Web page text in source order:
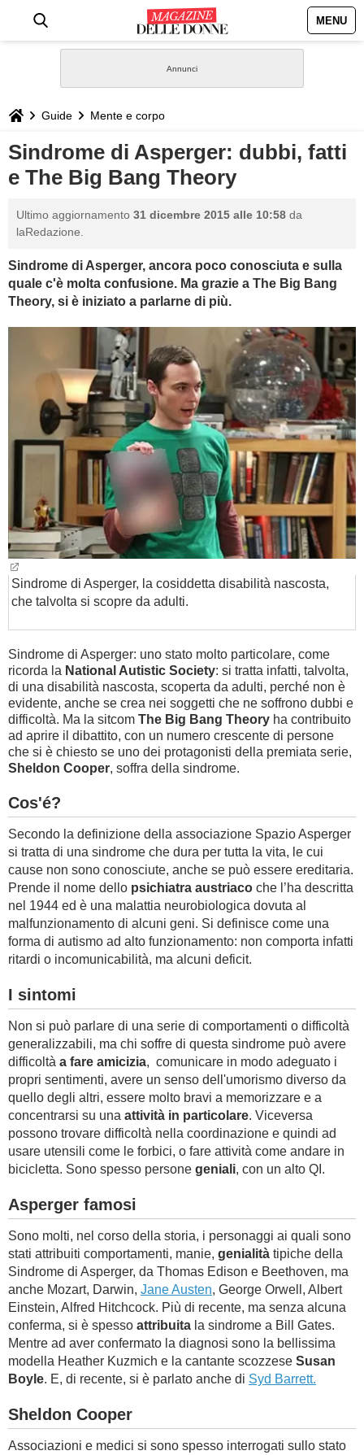
MENU
STILE
BIOGRAFIE
DEFINIZIONI
GASTRONOMIA
CAPELLI
BAMBINO
DIETA
FORUM
Guide Mente e corpo
Sindrome di Asperger: dubbi, fatti
e The Big Bang Theory
Ultimo aggiornamento 31 dicembre 2015 alle 10:58 da
laRedazione.
Sindrome di Asperger, ancora poco conosciuta e sulla
quale c'è molta confusione. Ma grazie a The Big Bang
Theory, si è iniziato a parlarne di più.
Sindrome di Asperger, la cosiddetta disabilità nascosta,
che talvolta si scopre da adulti.
Sindrome di Asperger: uno stato molto particolare, come
ricorda la National Autistic Society: si tratta infatti, talvolta,
di una disabilità nascosta, scoperta da adulti, perché non è
evidente, anche se crea nei soggetti che ne soffrono dubbi e
difficoltà. Ma la sitcom The Big Bang Theory ha contribuito
ad aprire il dibattito, con un numero crescente di persone
che si è chiesto se uno dei protagonisti della premiata serie,
Sheldon Cooper, soffra della sindrome.
Cos'é?
Secondo la definizione della associazione Spazio Asperger
si tratta di una sindrome che dura per tutta la vita, le cui
cause non sono conosciute, anche se può essere ereditaria.
Prende il nome dello psichiatra austriaco che l’ha descritta
nel 1944 ed è una malattia neurobiologica dovuta al
malfunzionamento di alcuni geni. Si definisce come una
forma di autismo ad alto funzionamento: non comporta infatti
ritardi o incomunicabilità, ma alcuni deficit.
I sintomi
Non si può parlare di una serie di comportamenti o difficoltà
generalizzabili, ma chi soffre di questa sindrome può avere
difficoltà a fare amicizia, comunicare in modo adeguato i
propri sentimenti, avere un senso dell'umorismo diverso da
quello degli altri, essere molto bravi a memorizzare e a
concentrarsi su una attività in particolare. Viceversa
possono trovare difficoltà nella coordinazione e quindi ad
usare utensili come le forbici, o fare attività come andare in
bicicletta. Sono spesso persone geniali, con un alto QI.
Asperger famosi
Sono molti, nel corso della storia, i personaggi ai quali sono
stati attribuiti comportamenti, manie, genialità tipiche della
Sindrome di Asperger, da Thomas Edison e Beethoven, ma
anche Mozart, Darwin, Jane Austen, George Orwell, Albert
Einstein, Alfred Hitchcock. Più di recente, ma senza alcuna
conferma, si è spesso attribuita la sindrome a Bill Gates.
Mentre ad aver confermato la diagnosi sono la bellissima
modella Heather Kuzmich e la cantante scozzese Susan
Boyle. E, di recente, si è parlato anche di Syd Barrett.
Sheldon Cooper
Associazioni e medici si sono spesso interrogati sullo stato